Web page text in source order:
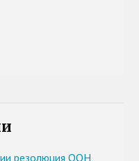
резолюция ООН,